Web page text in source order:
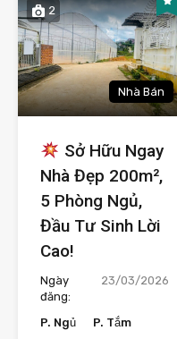
2
Nhà Bán
Sở Hữu Ngay
Nhà Đẹp 200m²,
5 Phòng Ngủ,
Đầu Tư Sinh Lời
Cao!
Ngày
đăng:
23/03/2026
P. Ngủ P. Tắm